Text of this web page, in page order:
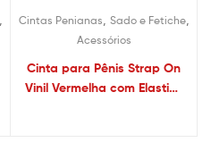
Cintas Penianas Sado e Fetiche,
Acessórios
Cinta para Pênis Strap On
Vinil Vermelha com Elastico